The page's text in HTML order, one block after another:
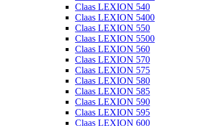
Claas LEXION 540
Claas LEXION 5400
Claas LEXION 550
Claas LEXION 5500
Claas LEXION 560
Claas LEXION 570
Claas LEXION 575
Claas LEXION 580
Claas LEXION 585
Claas LEXION 590
Claas LEXION 595
Claas LEXION 600